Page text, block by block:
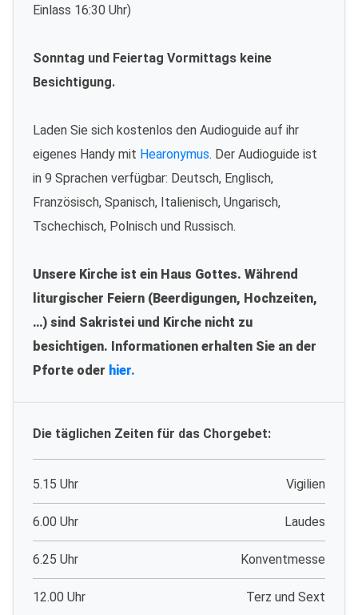
Einlass 16:30 Uhr)
Sonntag und Feiertag Vormittags keine
Besichtigung.
Laden Sie sich kostenlos den Audioguide auf ihr
eigenes Handy mit Hearonymus. Der Audioguide ist
in 9 Sprachen verfügbar: Deutsch, Englisch,
Französisch, Spanisch, Italienisch, Ungarisch,
Tschechisch, Polnisch und Russisch.
Unsere Kirche ist ein Haus Gottes. Während
liturgischer Feiern (Beerdigungen, Hochzeiten,
…) sind Sakristei und Kirche nicht zu
besichtigen. Informationen erhalten Sie an der
Pforte oder hier.
Die täglichen Zeiten für das Chorgebet:
5.15 Uhr Vigilien
6.00 Uhr Laudes
6.25 Uhr Konventmesse
12.00 Uhr Terz und Sext